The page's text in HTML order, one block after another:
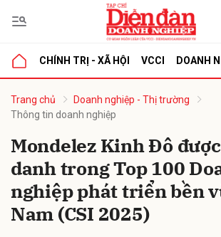
CHÍNH TRỊ - XÃ HỘI VCCI DOANH
Trang chủ
Doanh nghiệp - Thị trường
Thông tin doanh nghiệp
Mondelez Kinh Đô
danh trong Top 100
nghiệp phát triển bền
Nam (CSI 2025)
luận